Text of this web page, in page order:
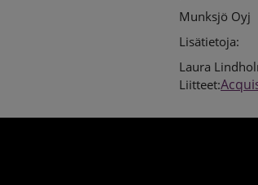
Munksjö Oyj
Lisätietoja:
Laura
Liitteet: